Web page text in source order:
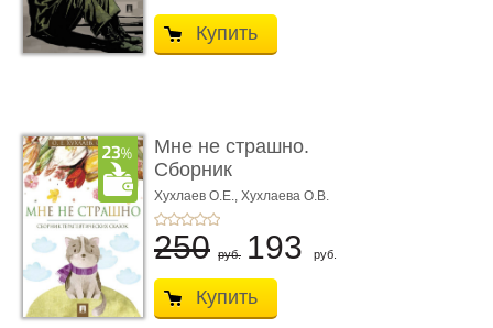
Купить
Мне не страшно.
Сборник
терапевтических
сказо� ...
Хухлаев О.Е., Хухлаева О.В.
250 руб. 193 руб.
Купить